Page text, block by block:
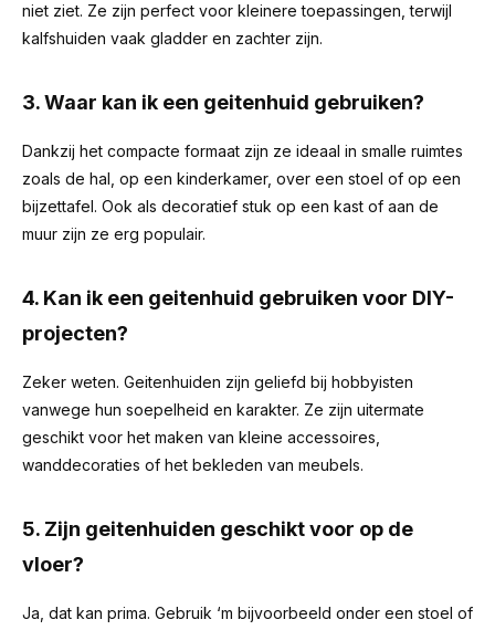
niet ziet. Ze zijn perfect voor kleinere toepassingen, terwijl
kalfshuiden vaak gladder en zachter zijn.
3. Waar kan ik een geitenhuid gebruiken?
Dankzij het compacte formaat zijn ze ideaal in smalle ruimtes
zoals de hal, op een kinderkamer, over een stoel of op een
bijzettafel. Ook als decoratief stuk op een kast of aan de
muur zijn ze erg populair.
4. Kan ik een geitenhuid gebruiken voor DIY-
projecten?
Zeker weten. Geitenhuiden zijn geliefd bij hobbyisten
vanwege hun soepelheid en karakter. Ze zijn uitermate
geschikt voor het maken van kleine accessoires,
wanddecoraties of het bekleden van meubels.
5. Zijn geitenhuiden geschikt voor op de
vloer?
Ja, dat kan prima. Gebruik ‘m bijvoorbeeld onder een stoel of